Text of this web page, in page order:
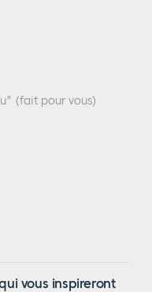
(fait pour vous)
vous inspireront